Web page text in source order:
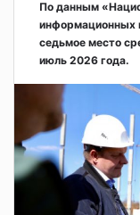
По данным
информационных
седьмое место
июль 2026 года.